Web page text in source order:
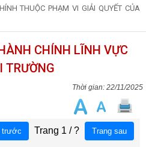
THUỘC PHẠM VI GIẢI QUYẾT CỦA
CHÍNH LĨNH VỰC
TRƯỜNG
22/11/2025